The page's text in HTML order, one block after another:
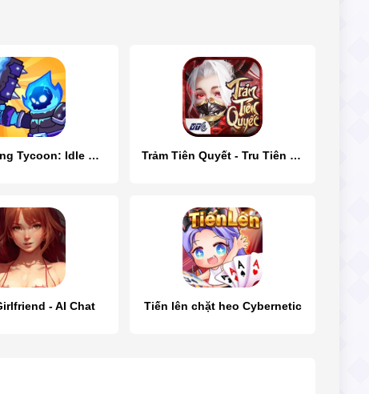
Hero Making Tycoon: Idle Games Trảm Tiên Quyết - Tru Tiên 5.0
- AI Chat Tiến lên chặt heo Cybernetic